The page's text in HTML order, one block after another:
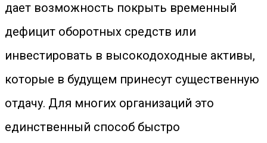
дает возможность покрыть временный
дефицит оборотных средств или
инвестировать в высокодоходные активы,
которые в будущем принесут существенную
отдачу. Для многих организаций это
единственный способ быстро